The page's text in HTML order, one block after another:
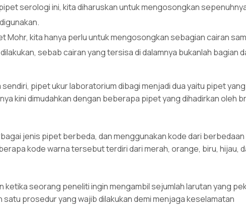
serologi ini, kita diharuskan untuk mengosongkan
Mohr, kita hanya perlu untuk mengosongkan sebagian cairan
sebab cairan yang tersisa di dalamnya bukanlah bagian
pipet ukur laboratorium dibagi menjadi dua yaitu pipet yang
kini dimudahkan dengan beberapa pipet yang dihadirkan oleh
jenis pipet berbeda, dan menggunakan kode dari berbedaan
kode warna tersebut terdiri dari merah, orange, biru, hijau,
ketika seorang peneliti ingin mengambil sejumlah larutan yang
satu prosedur yang wajib dilakukan demi menjaga keselamatan